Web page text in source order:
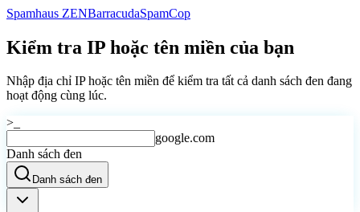
Spamhaus ZENBarracudaSpamCop
Kiểm tra IP hoặc tên miền của bạn
Nhập địa chỉ IP hoặc tên miền để kiểm tra tất cả danh sách đen đang
hoạt động cùng lúc.
>_
google.com
Danh sách đen
Danh sách đen